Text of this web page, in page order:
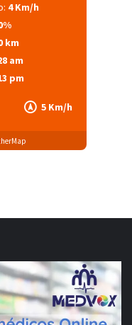
5 Km/h
4 Km/h
km
am
pm